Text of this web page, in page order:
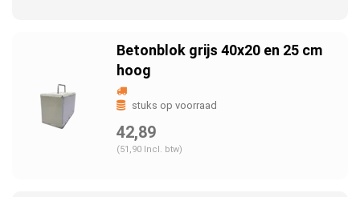
Betonblok grijs 40x20 en 25 cm
hoog
stuks op voorraad
42,89
(51,90 Incl. btw)